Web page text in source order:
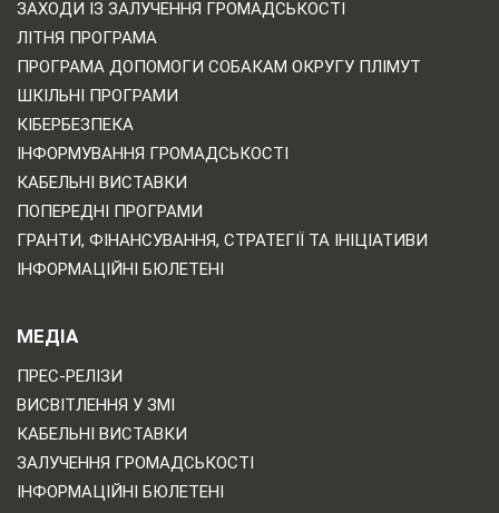
ЗАХОДИ ІЗ ЗАЛУЧЕННЯ ГРОМАДСЬКОСТІ
ЛІТНЯ ПРОГРАМА
ПРОГРАМА ДОПОМОГИ СОБАКАМ ОКРУГУ ПЛІМУТ
ШКІЛЬНІ ПРОГРАМИ
КІБЕРБЕЗПЕКА
ІНФОРМУВАННЯ ГРОМАДСЬКОСТІ
КАБЕЛЬНІ ВИСТАВКИ
ПОПЕРЕДНІ ПРОГРАМИ
ГРАНТИ, ФІНАНСУВАННЯ, СТРАТЕГІЇ ТА ІНІЦІАТИВИ
ІНФОРМАЦІЙНІ БЮЛЕТЕНІ
МЕДІА
ПРЕС-РЕЛІЗИ
ВИСВІТЛЕННЯ У ЗМІ
КАБЕЛЬНІ ВИСТАВКИ
ЗАЛУЧЕННЯ ГРОМАДСЬКОСТІ
ІНФОРМАЦІЙНІ БЮЛЕТЕНІ